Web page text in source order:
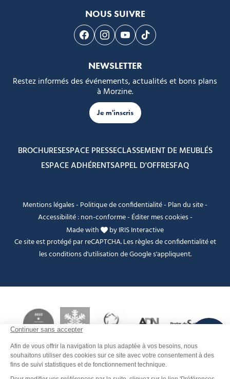
NOUS SUIVRE
Suivez-nous sur Facebook
Suivez-nous sur Instagram
Suivez-nous sur Youtube
Suivez-nous sur
NEWSLETTER
Restez informés des événements, actualités et bons plans
à Morzine.
Je m'inscris
BROCHURESESPACE PRESSECLASSEMENT DE MEUBLÉS
ESPACE ADHÉRENTSAPPEL D'OFFRESFAQ
Mentions légales- Politique de confidentialité- Plan du site-
Accessibilité : non-conforme- Éditer mes cookies-
Made with
byIRIS Interactive
Ce site est protégé par reCAPTCHA. Lesrègles de confidentialitéet
lesconditions d'utilisationde Google s'appliquent.
FANFOUÉ